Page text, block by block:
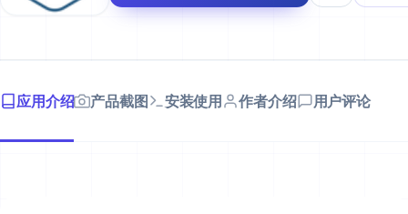
应用介绍 产品截图 安装使用 作者介绍 用户评论